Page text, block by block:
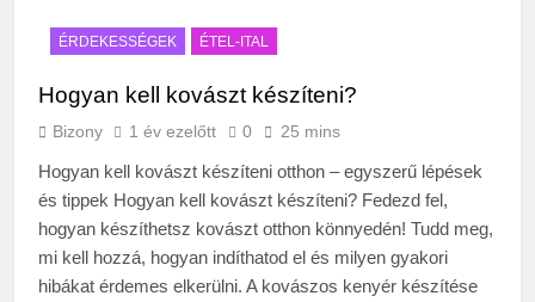
ÉRDEKESSÉGEK ÉTEL-ITAL
Hogyan kell kovászt készíteni?
Bizony 1 év ezelőtt 0 25 mins
Hogyan kell kovászt készíteni otthon – egyszerű lépések
és tippek Hogyan kell kovászt készíteni? Fedezd fel,
hogyan készíthetsz kovászt otthon könnyedén! Tudd meg,
mi kell hozzá, hogyan indíthatod el és milyen gyakori
hibákat érdemes elkerülni. A kovászos kenyér készítése